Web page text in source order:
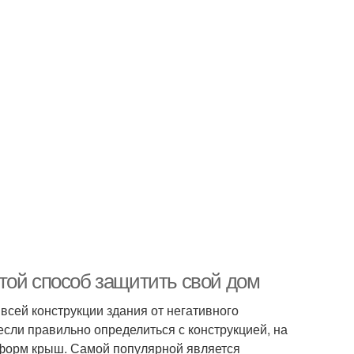
способ защитить свой дом
конструкции здания от негативного
правильно определиться с конструкцией, на
крыш. Самой популярной является